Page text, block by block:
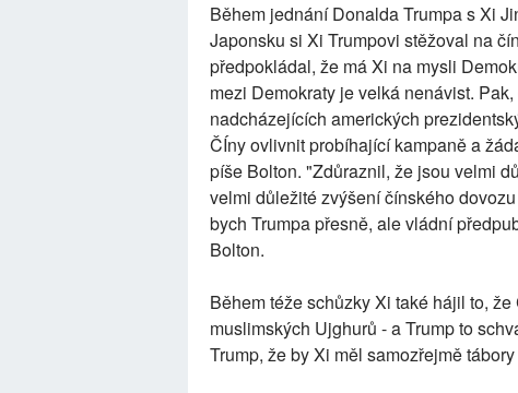
Během jednání Donalda Trumpa s Xi
Japonsku si Xi Trumpovi stěžoval na
předpokládal, že má Xi na mysli
mezi Demokraty je velká nenávist.
nadcházejících amerických
ČÍny ovlivnit probíhající kampaně a
píše Bolton. "Zdůraznil, že jsou velmi
velmi důležité zvýšení čínského
bych Trumpa přesně, ale vládní
Bolton.
Během téže schůzky Xi také hájil to,
muslimských Ujghurů - a Trump to
Trump, že by Xi měl samozřejmě